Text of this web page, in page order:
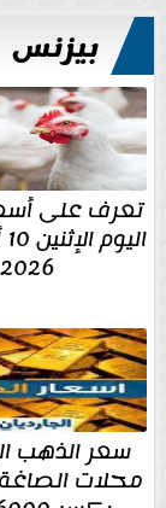
بيزنس
تعرف على
2026
سعر الذهب